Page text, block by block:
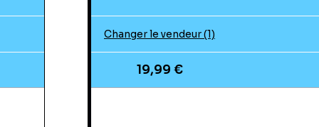
Changer le vendeur (1)
19,99 €